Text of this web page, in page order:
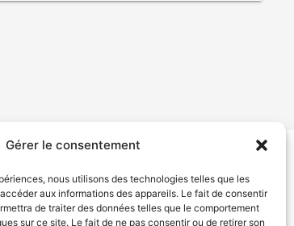
Gérer le consentement
nous utilisons des technologies telles que les
aux informations des appareils. Le fait de consentir
de traiter des données telles que le comportement
sur ce site. Le fait de ne pas consentir ou de retirer son
Politique de confidentialité